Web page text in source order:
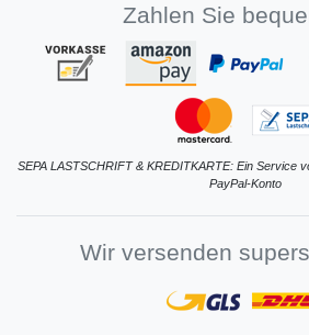
Zahlen Sie
SEPA LASTSCHRIFT & KREDITKARTE: Ein Service
PayPal-Konto
Wir versenden